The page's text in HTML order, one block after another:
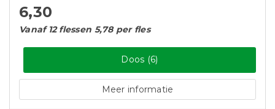
6,30
Vanaf 12 flessen 5,78 per fles
Doos (6)
Meer informatie